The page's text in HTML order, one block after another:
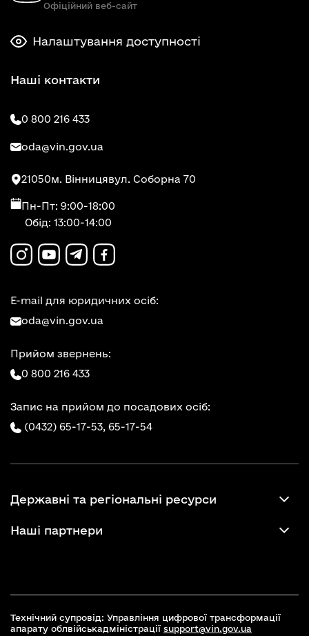
Офіційний веб-сайт
Налаштування доступності
Наші контакти
0 800 216 433
oda@vin.gov.ua
21050м. Вінницявул. Соборна 70
Пн-Пт: 9:00-18:00
Обід: 13:00-14:00
E-mail для юридичних осіб:
oda@vin.gov.ua
Прийом звернень:
0 800 216 433
Запис на прийом до посадових осіб:
(0432) 65-17-53, 65-17-54
Державні та регіональні ресурси
Наші партнери
Технічний супровід: Управління цифрової трансформації
апарату облвійськадміністрації support@vin.gov.ua